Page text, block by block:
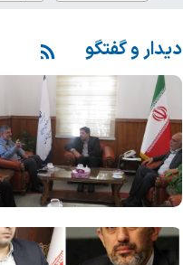
دیدار و گفتگو